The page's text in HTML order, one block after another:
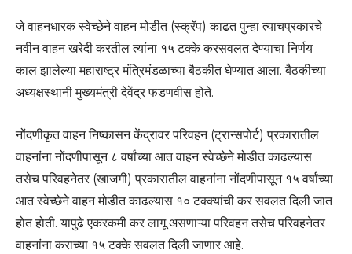
जे वाहनधारक स्वेच्छेने वाहन मोडीत (स्क्रॅप) काढत पुन्हा त्याचप्रकारचे
नवीन वाहन खरेदी करतील त्यांना १५ टक्के करसवलत देण्याचा निर्णय
काल झालेल्या महाराष्ट्र मंत्रिमंडळाच्या बैठकीत घेण्यात आला. बैठकीच्या
अध्यक्षस्थानी मुख्यमंत्री देवेंद्र फडणवीस होते.
नोंदणीकृत वाहन निष्कासन केंद्रावर परिवहन (ट्रान्सपोर्ट) प्रकारातील
वाहनांना नोंदणीपासून ८ वर्षांच्या आत वाहन स्वेच्छेने मोडीत काढल्यास
तसेच परिवहनेतर (खाजगी) प्रकारातील वाहनांना नोंदणीपासून १५ वर्षांच्या
आत स्वेच्छेने वाहन मोडीत काढल्यास १० टक्क्यांची कर सवलत दिली जात
होत होती. यापुढे एकरकमी कर लागू असणाऱ्या परिवहन तसेच परिवहनेतर
वाहनांना कराच्या १५ टक्के सवलत दिली जाणार आहे.